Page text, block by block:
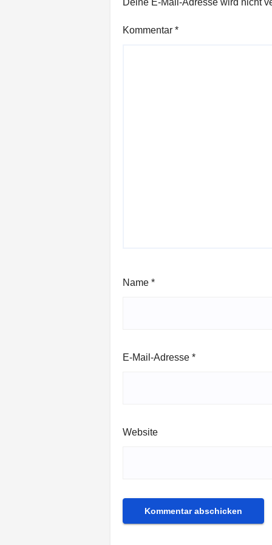
Deine E-Mail-Adresse wird nicht
Kommentar *
Name *
E-Mail-Adresse *
Website